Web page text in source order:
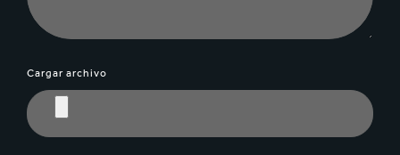
Cargar archivo